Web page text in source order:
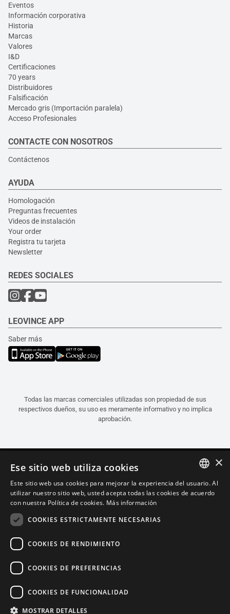
Eventos
Información corporativa
Historia
Marcas
Valores
I&D
Certificaciones
70 years
Distribuidores
Falsificación
Mercado gris (Importación paralela)
Acceso Profesionales
CONTACTE CON NOSOTROS
Contáctenos
AYUDA
Homologación
Preguntas frecuentes
Videos de instalación
Your order
Registra tu tarjeta
Newsletter
REDES SOCIALES
LEOVINCE APP
Saber más
Todas las marcas comerciales utilizadas son propiedad de sus
respectivos dueños, su uso es meramente informativo y no implica
aprobación.
Español (Guatemala)
ITALIAN
×
Ese sitio web utiliza cookies
Este sitio web usa cookies para mejorar la experiencia del usuario. Al
utilizar nuestro sitio web, usted acepta todas las cookies de acuerdo
con nuestra Política de cookies. Más información
COOKIES ESTRICTAMENTE NECESARIAS
COOKIES DE RENDIMIENTO
COOKIES DE PREFERENCIAS
COOKIES DE FUNCIONALIDAD
MOSTRAR DETALLES